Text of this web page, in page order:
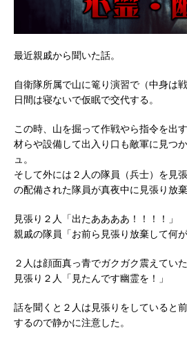
最近親戚から聞いた話。
自衛隊所属で山に篭り演習で（中身は
日間は寝ないで仮眠で交代する。
この時、山を掘って作戦やら指令を出
材らや設備して出入り口も敵軍に見つ
ュ。
そして外には２人の隊員（兵士）を見
の配備された隊員が真夜中に見張り放
見張り２人「出たああああ！！！！」
親戚の隊員「お前ら見張り放棄して何
２人は顔面真っ青でガクガク震えていた
見張り２人「見たんです幽霊を！」
話を聞くと２人は見張りをしていると
するので静かに注意した。